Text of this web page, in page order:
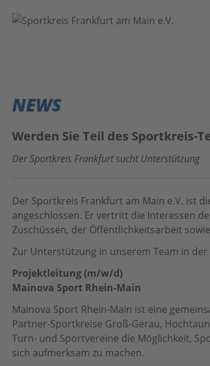
ÜBER UNS
Anleitung
#BeActive FrankfurtRheinMain
MainSport APP
Botschafter:innen
Team
Partner
Partnersportkreise
Datenschutz
Impressum
NEWS
Werden Sie Teil des Sportkreis-
Der Sportkreis Frankfurt sucht Unterstützung
Der Sportkreis Frankfurt am Main e.V. ist
angeschlossen. Er vertritt die Interessen
Zuschüssen, der Öffentlichkeitsarbeit
Zur Unterstützung in unserem Team in
Projektleitung (m/w/d)
Mainova Sport Rhein-Main
Mainova Sport Rhein-Main ist eine
Partner-Sportkreise Groß-Gerau,
Turn- und Sportvereine die Möglichkeit,
sich aufmerksam zu machen.